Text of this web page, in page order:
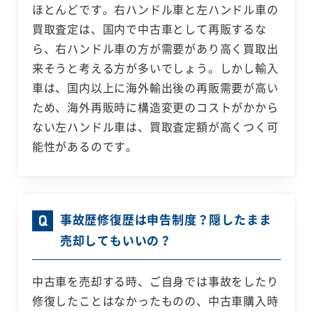
ほとんどです。右ハンドル車と左ハンドル車の
買取査定は、国内で中古車として再販するな
ら、右ハンドル車の方が需要があり高く買取出
来そうと考える方が多いでしょう。しかし輸入
車は、国内以上に海外輸出後の再販需要が高い
ため、海外再販時に構造変更のコストがかから
ない左ハンドル車は、買取査定額が高くつく可
能性があるのです。
事故歴修復歴は申告制度？隠したまま
売却してもいいの？
中古車を売却する時、ご自身では事故をしたり
修復したことはなかったものの、中古車購入時